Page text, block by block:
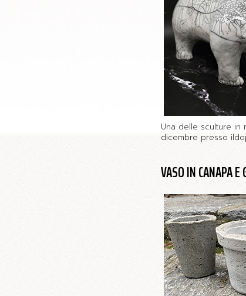
Una delle sculture in
dicembre presso
VASO IN CANAPA E